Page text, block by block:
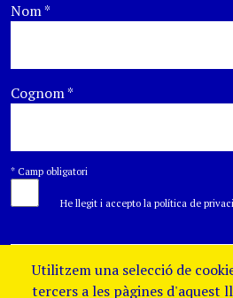
Nom*
Cognom*
* Camp obligatori
He llegit i accepto la política de
Utilitzem una selecció de
tercers a les pàgines d'aquest